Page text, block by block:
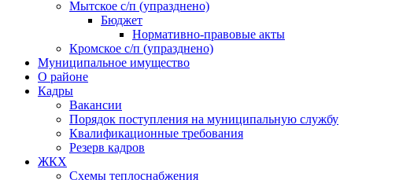
Мытское с/п (упразднено)
Бюджет
Нормативно-правовые акты
Кромское с/п (упразднено)
Муниципальное имущество
О районе
Кадры
Вакансии
Порядок поступления на муниципальную службу
Квалификационные требования
Резерв кадров
ЖКХ
Схемы теплоснабжения